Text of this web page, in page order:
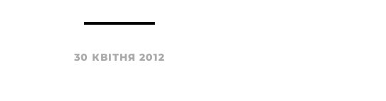
30 КВІТНЯ 2012